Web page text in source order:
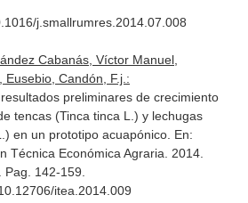
j.smallrumres.2014.07.008
Cabanás, Víctor Manuel,
Eusebio, Candón, F.j.:
preliminares de crecimiento
tencas (Tinca tinca L.) y lechugas
en un prototipo acuapónico. En:
Técnica Económica Agraria . 2014.
Pag. 142-159.
itea.2014.009